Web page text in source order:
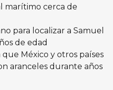
marítimo cerca de
para localizar a Samuel
de edad
México y otros países
aranceles durante años